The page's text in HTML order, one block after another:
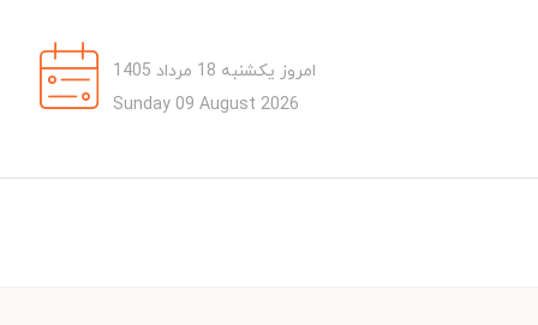
امروز یکشنبه 18 مرداد 1405
Sunday 09 August 2026